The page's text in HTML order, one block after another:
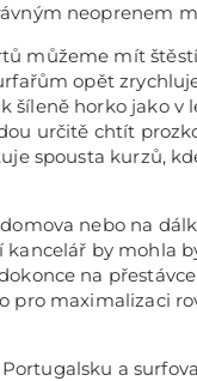
neoprenem
můžeme mít
opět
šíleně horko jako
určitě chtít
spousta kurzů,
nebo na
kancelář by mohla
na
pro maximalizaci
a